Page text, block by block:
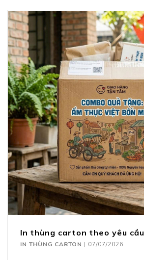
In thùng carton theo yêu cầu
IN THÙNG CARTON | 07/07/2026